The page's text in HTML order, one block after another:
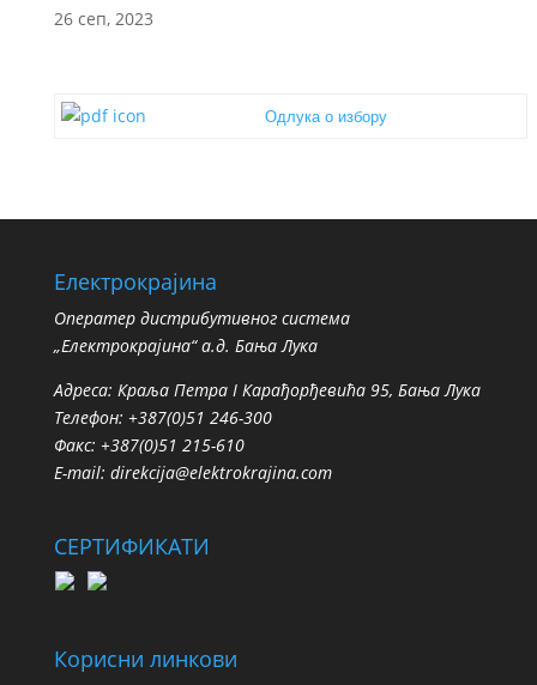
26 сеп, 2023
Одлука о избору
Електрокрајина
Oператер дистрибутивног система
„Електрокрајина“ а.д. Бања Лука
Адреса: Краља Петра I Карађорђевића 95, Бања Лука
Телефон: +387(0)51 246-300
Факс: +387(0)51 215-610
E-mail: direkcija@elektrokrajina.com
СЕРТИФИКАТИ
Корисни линкови